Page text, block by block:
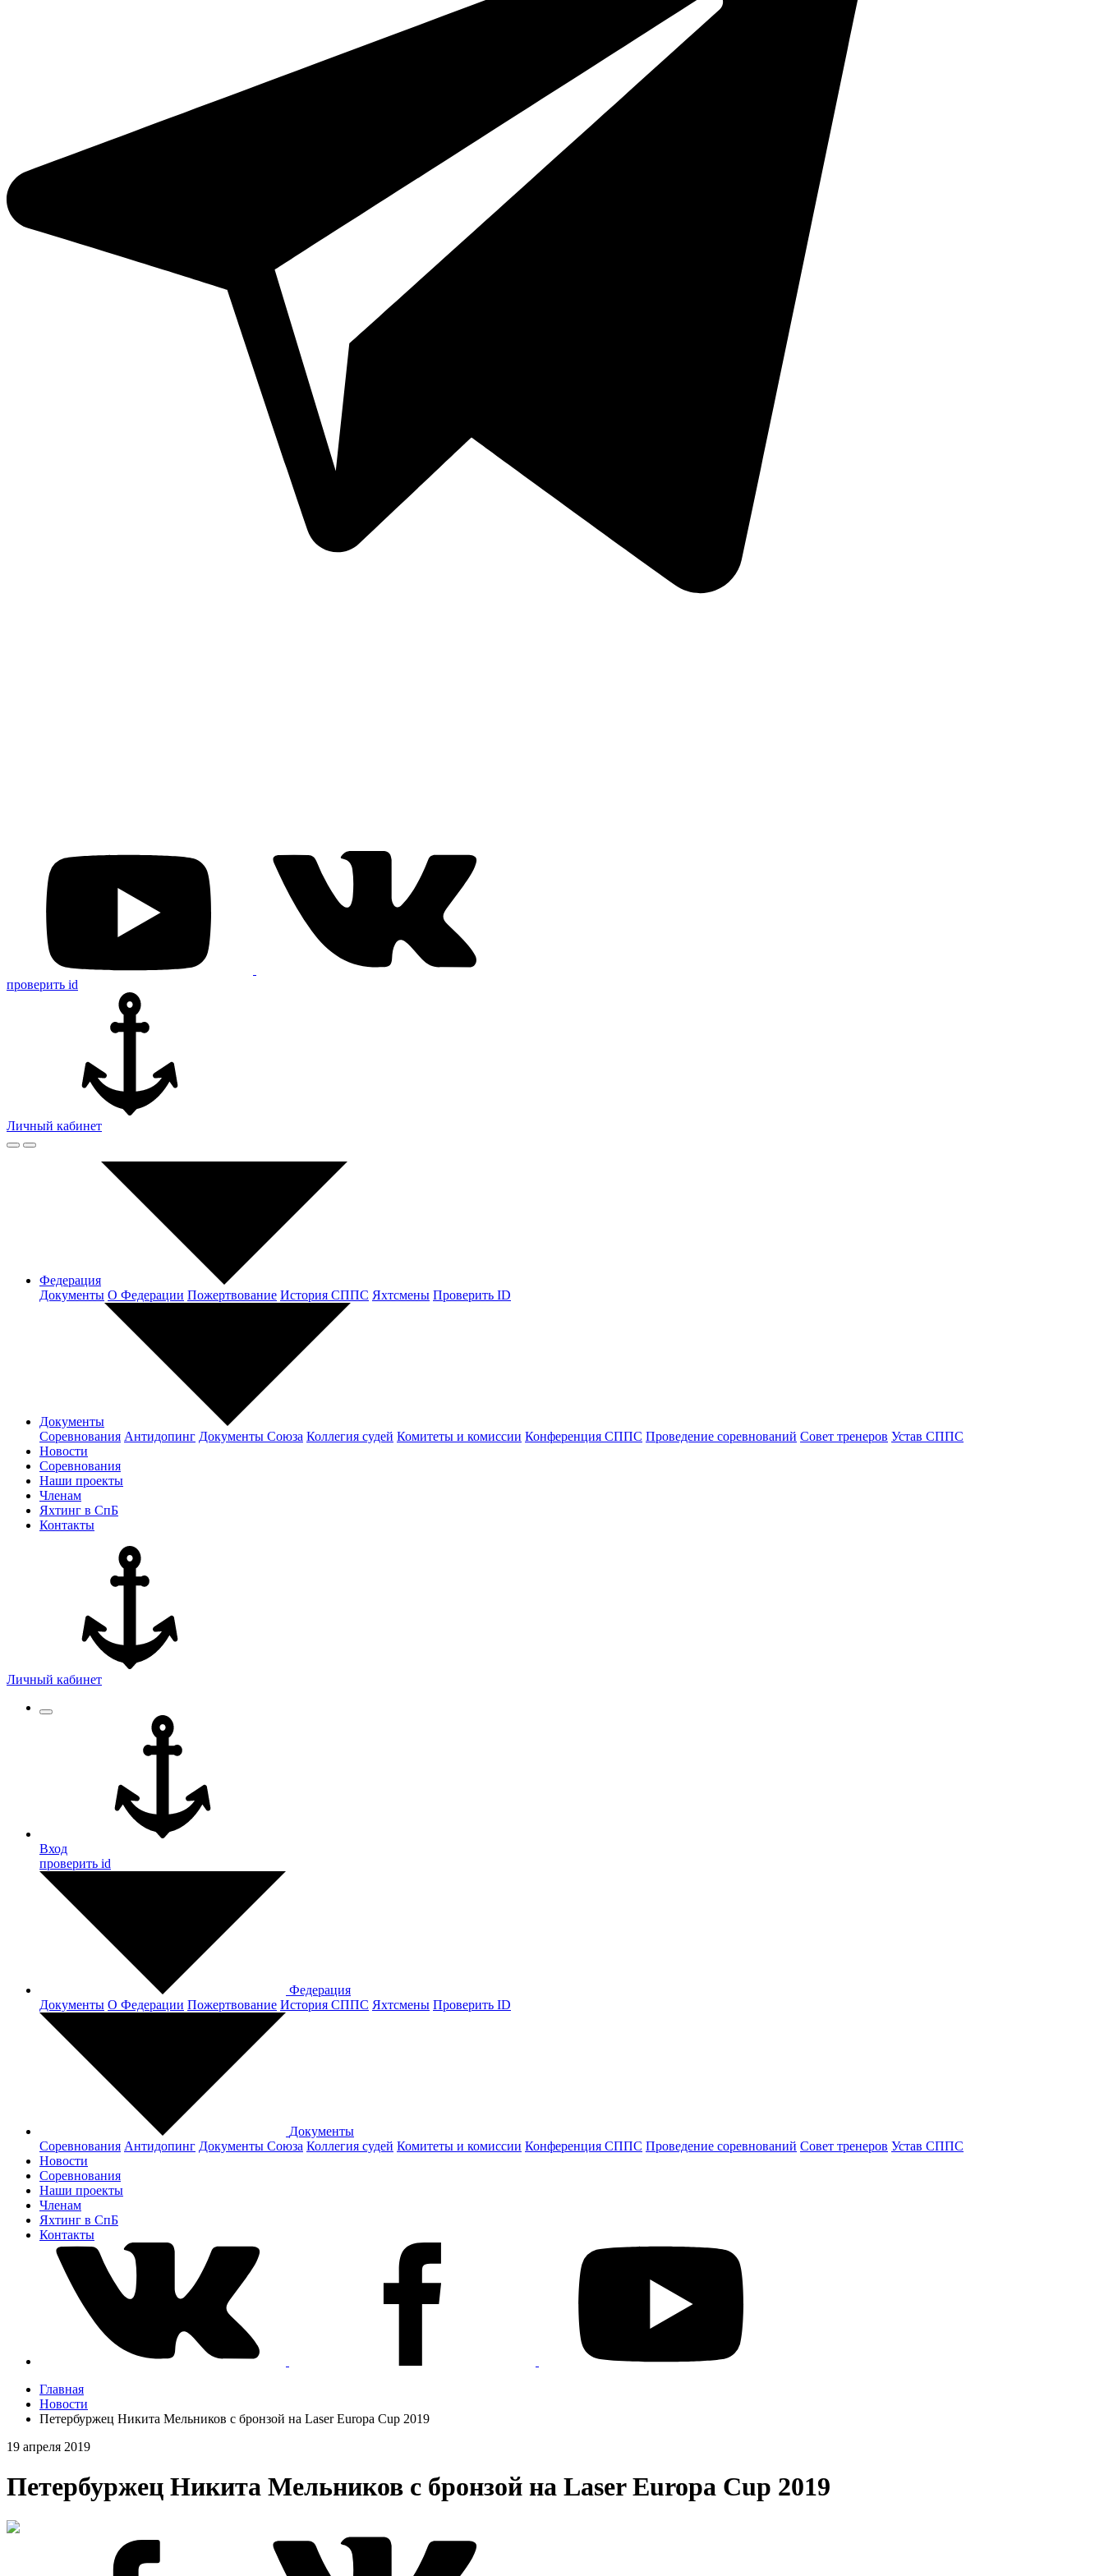
проверить id
Личный кабинет
Федерация
Документы О Федерации Пожертвование История СППС Яхтсмены Проверить ID
Документы
Соревнования Антидопинг Документы Cоюза Коллегия судей Комитеты и комиссии Конференция СППС Проведение соревнований Совет тренеров Устав СППС
Новости
Соревнования
Наши проекты
Членам
Яхтинг в СпБ
Контакты
Личный кабинет
Вход
проверить id
Федерация
Документы О Федерации Пожертвование История СППС Яхтсмены Проверить ID
Документы
Соревнования Антидопинг Документы Cоюза Коллегия судей Комитеты и комиссии Конференция СППС Проведение соревнований Совет тренеров Устав СППС
Новости
Соревнования
Наши проекты
Членам
Яхтинг в СпБ
Контакты
Главная
Новости
Петербуржец Никита Мельников с бронзой на Laser Europa Cup 2019
19 апреля 2019
Петербуржец Никита Мельников с бронзой на Laser Europa Cup 2019